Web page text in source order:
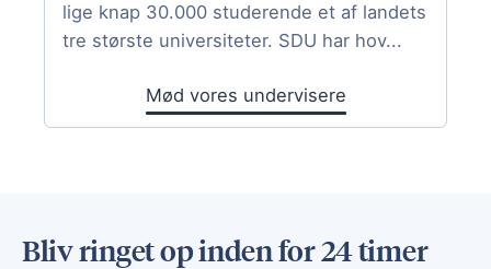
lige knap 30.000 studerende et af landets
tre største universiteter. SDU har hov...
Mød vores undervisere
Bliv ringet op inden for 24 timer